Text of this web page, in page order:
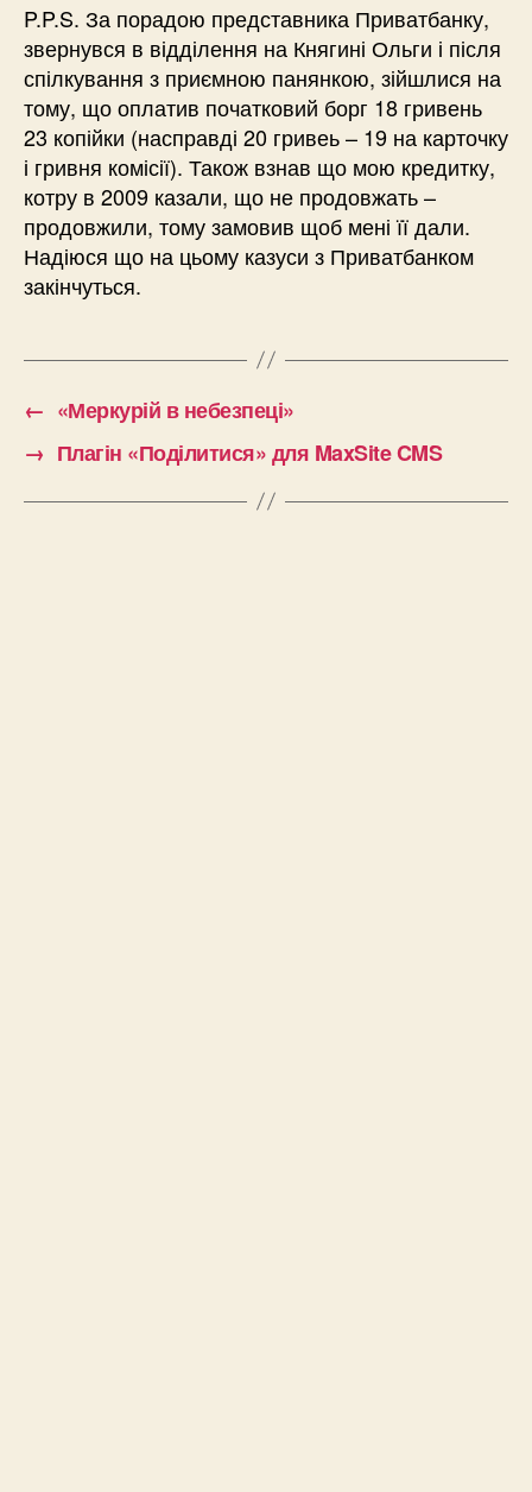
P.P.S. За порадою представника Приватбанку,
звернувся в відділення на Княгині Ольги і після
спілкування з приємною панянкою, зійшлися на
тому, що оплатив початковий борг 18 гривень
23 копійки (насправді 20 гривеь – 19 на карточку
і гривня комісії). Також взнав що мою кредитку,
котру в 2009 казали, що не продовжать –
продовжили, тому замовив щоб мені її дали.
Надіюся що на цьому казуси з Приватбанком
закінчуться.
← «Меркурій в небезпеці»
→ Плагін «Поділитися» для MaxSite CMS